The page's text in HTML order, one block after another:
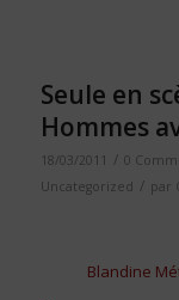
Seule en
Hommes
18/03/2011 / 0
Uncategorized / par
Blandine